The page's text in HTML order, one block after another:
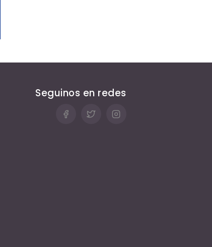
Seguinos en redes